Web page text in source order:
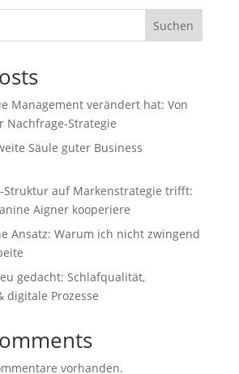
Suchen
Management verändert hat: Von
Nachfrage‑Strategie
Säule guter Business
auf Markenstrategie trifft:
Aigner kooperiere
Ansatz: Warum ich nicht zwingend
gedacht: Schlafqualität,
digitale Prozesse
vorhanden.